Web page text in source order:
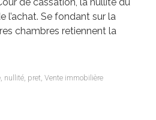
l’achat. Se fondant sur la
chambres retiennent la
, nullité, pret,Vente immobilière